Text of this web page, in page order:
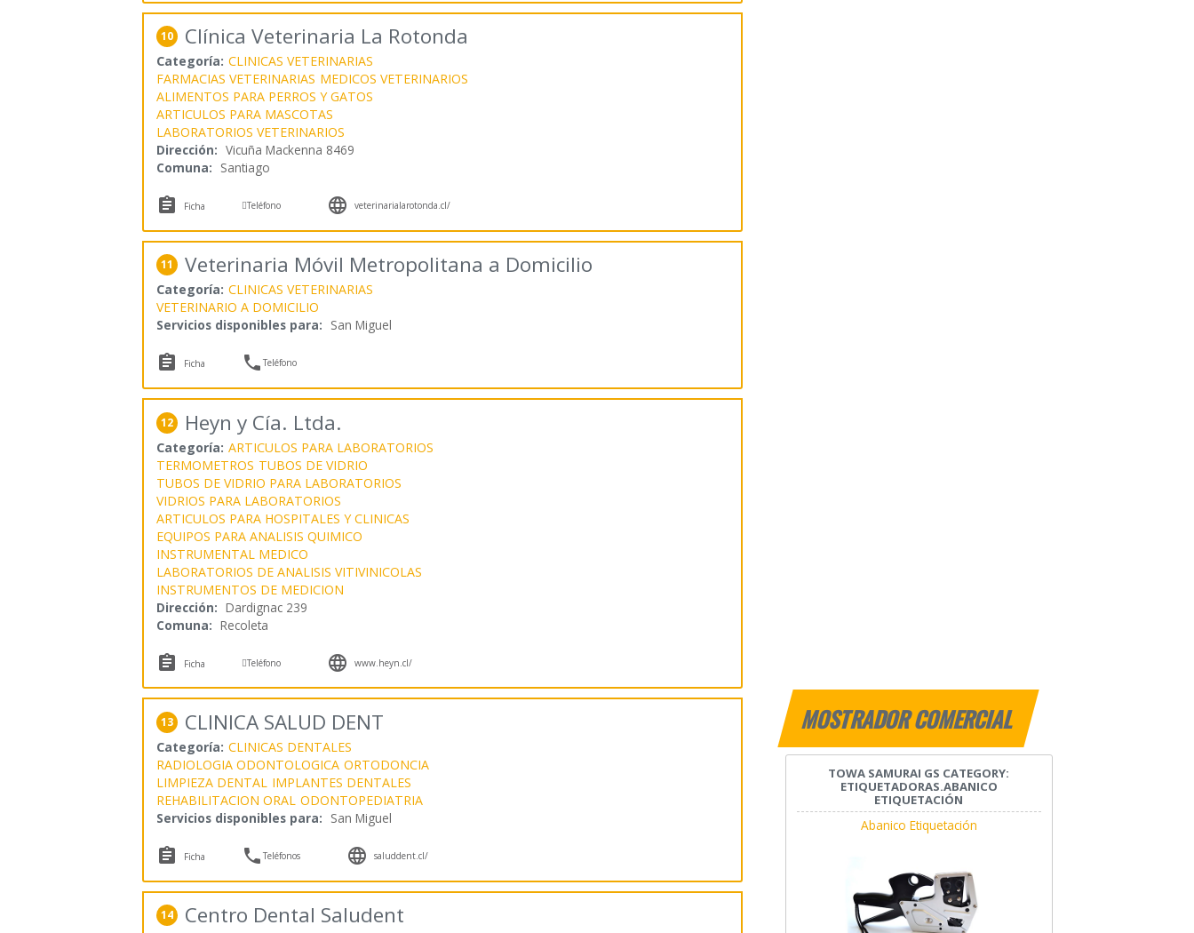
MOSTRADOR COMERCIAL
TOWA SAMURAI GS CATEGORY:
ETIQUETADORAS.ABANICO
ETIQUETACIÓN
Abanico Etiquetación
10 Clínica Veterinaria La Rotonda
Categoría: CLINICAS VETERINARIAS
FARMACIAS VETERINARIAS MEDICOS VETERINARIOS
ALIMENTOS PARA PERROS Y GATOS
ARTICULOS PARA MASCOTAS
LABORATORIOS VETERINARIOS
Dirección: Vicuña Mackenna 8469
Comuna: Santiago
 Ficha Teléfono  veterinarialarotonda.cl/
11 Veterinaria Móvil Metropolitana a Domicilio
Categoría: CLINICAS VETERINARIAS
VETERINARIO A DOMICILIO
Servicios disponibles para: San Miguel
 Ficha Teléfono
12 Heyn y Cía. Ltda.
Categoría: ARTICULOS PARA LABORATORIOS
TERMOMETROS TUBOS DE VIDRIO
TUBOS DE VIDRIO PARA LABORATORIOS
VIDRIOS PARA LABORATORIOS
ARTICULOS PARA HOSPITALES Y CLINICAS
EQUIPOS PARA ANALISIS QUIMICO
INSTRUMENTAL MEDICO
LABORATORIOS DE ANALISIS VITIVINICOLAS
INSTRUMENTOS DE MEDICION
Dirección: Dardignac 239
Comuna: Recoleta
 Ficha Teléfono  www.heyn.cl/
13 CLINICA SALUD DENT
Categoría: CLINICAS DENTALES
RADIOLOGIA ODONTOLOGICA ORTODONCIA
LIMPIEZA DENTAL IMPLANTES DENTALES
REHABILITACION ORAL ODONTOPEDIATRIA
Servicios disponibles para: San Miguel
 Ficha Teléfonos  saluddent.cl/
14 Centro Dental Saludent